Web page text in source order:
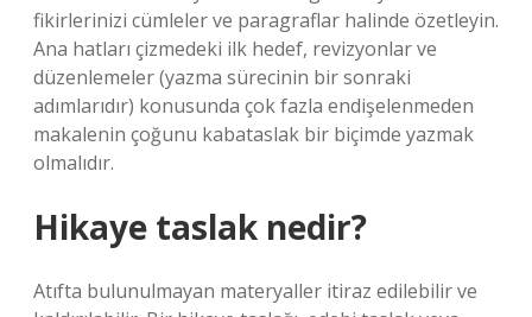
fikirlerinizi cümleler ve paragraflar halinde özetleyin.
Ana hatları çizmedeki ilk hedef, revizyonlar ve
düzenlemeler (yazma sürecinin bir sonraki
adımlarıdır) konusunda çok fazla endişelenmeden
makalenin çoğunu kabataslak bir biçimde yazmak
olmalıdır.
Hikaye taslak nedir?
Atıfta bulunulmayan materyaller itiraz edilebilir ve